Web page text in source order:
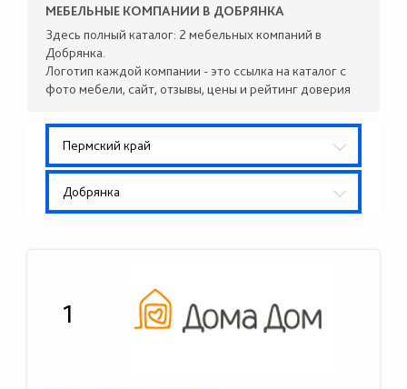
МЕБЕЛЬНЫЕ КОМПАНИИ В ДОБРЯНКА
Здесь полный каталог: 2 мебельных компаний в
Добрянка.
Логотип каждой компании - это ссылка на каталог с
фото мебели, сайт, отзывы, цены и рейтинг доверия
Пермский край
Добрянка
1